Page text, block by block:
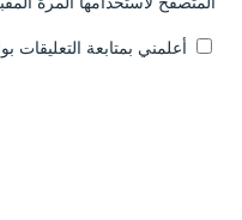
أعلمني بمتابعة التعليقات